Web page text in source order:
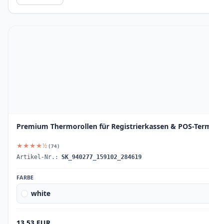
Premium Thermorollen für Registrierkassen & POS-
★★★★½ (74)
Artikel-Nr.: SK_940277_159102_284619
FARBE
white